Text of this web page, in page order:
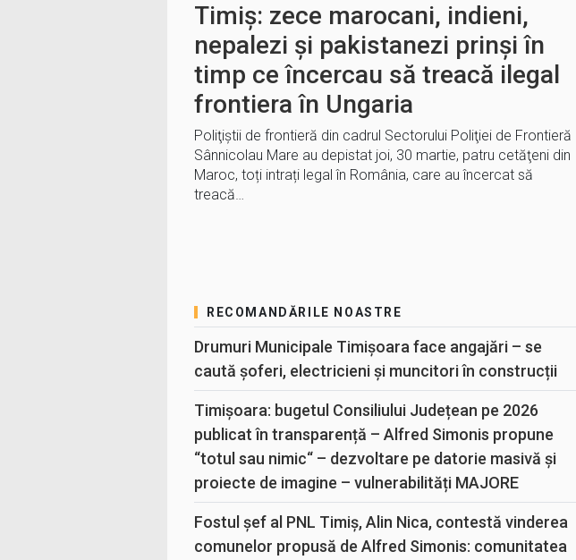
Timiș: zece marocani, indieni,
nepalezi și pakistanezi prinși în
timp ce încercau să treacă ilegal
frontiera în Ungaria
Poliţiştii de frontieră din cadrul Sectorului Poliţiei de Frontieră
Sânnicolau Mare au depistat joi, 30 martie, patru cetăţeni din
Maroc, toți intrați legal în România, care au încercat să
treacă…
RECOMANDĂRILE NOASTRE
Drumuri Municipale Timișoara face angajări – se
caută șoferi, electricieni și muncitori în construcții
Timișoara: bugetul Consiliului Județean pe 2026
publicat în transparență – Alfred Simonis propune
“totul sau nimic“ – dezvoltare pe datorie masivă și
proiecte de imagine – vulnerabilități MAJORE
Fostul șef al PNL Timiș, Alin Nica, contestă vinderea
comunelor propusă de Alfred Simonis: comunitatea